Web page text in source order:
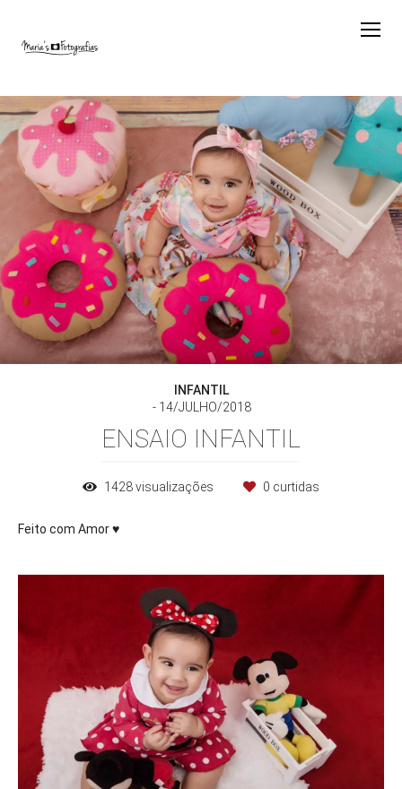
INFANTIL
14/JULHO/2018
ENSAIO INFANTIL
1428visualizações 0 curtidas
Feito com Amor ♥